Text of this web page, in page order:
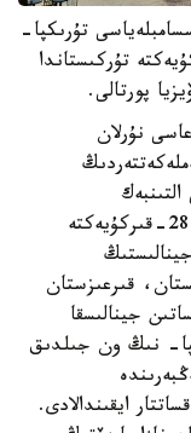
تۇرىكپا-
جينالىسى 27-28 قىركۇيەكتە تۇركىستاندا
پورتالى.
نۇرلان
مامايۋسۋپوۆتى قابىلدادى. كەزدەسۋدە 27-28-قىركۇيەكتە
قىرعىزستان
جينالىسقا
نىڭ ون جىلدىق
ايقىندالادى.